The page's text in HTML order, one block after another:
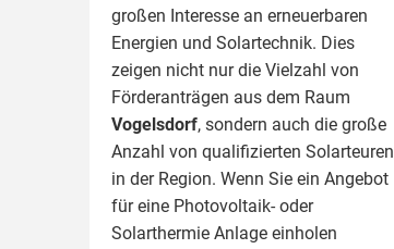
großen Interesse an erneuerbaren
Energien und Solartechnik. Dies
zeigen nicht nur die Vielzahl von
Förderanträgen aus dem Raum
Vogelsdorf, sondern auch die große
Anzahl von qualifizierten Solarteuren
in der Region. Wenn Sie ein Angebot
für eine Photovoltaik- oder
Solarthermie Anlage einholen